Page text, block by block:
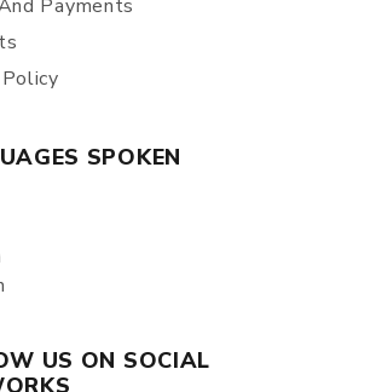
Payments
SPOKEN
US ON SOCIAL